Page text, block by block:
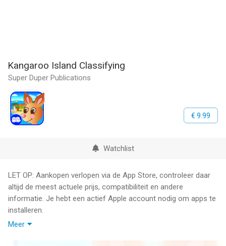
Kangaroo Island Classifying
Super Duper Publications
€ 9.99
Watchlist
LET OP: Aankopen verlopen via de App Store, controleer daar
altijd de meest actuele prijs, compatibiliteit en andere
informatie. Je hebt een actief Apple account nodig om apps te
installeren.
Meer